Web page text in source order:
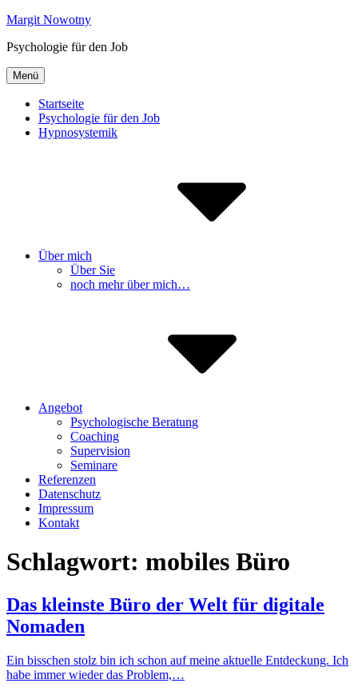
Inhalte
Margit Nowotny
Psychologie für den Job
Menü
Startseite
Psychologie für den Job
Hypnosystemik
Über mich
Über Sie
noch mehr über mich…
Angebot
Psychologische Beratung
Coaching
Supervision
Seminare
Referenzen
Datenschutz
Impressum
Kontakt
Schlagwort: mobiles Büro
Das kleinste Büro der Welt für digitale
Nomaden
Ein bisschen stolz bin ich schon auf meine aktuelle Entdeckung. Ich
habe immer wieder das Problem,…